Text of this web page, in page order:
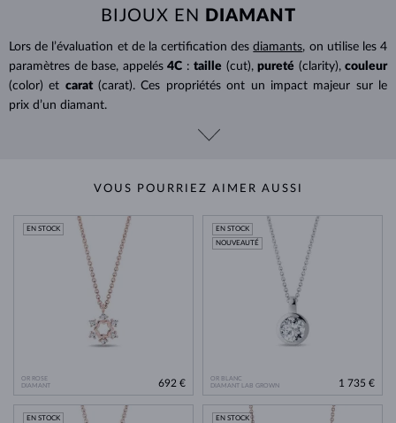
BIJOUX EN DIAMANT
Lors de l’évaluation et de la certification desdiamants, on utilise les 4
paramètres de base, appelés 4C : taille (cut), pureté (clarity), couleur
(color) et carat (carat). Ces propriétés ont un impact majeur sur le
prix d’un diamant.
VOUS POURRIEZ AIMER AUSSI
OR ROSE
DIAMANT
EN STOCK
692 €
OR BLANC
DIAMANT LAB GROWN
EN STOCK
NOUVEAUTÉ
1 735 €
EN STOCK EN STOCK